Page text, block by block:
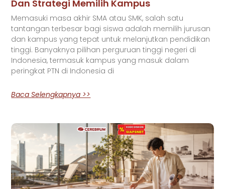
Dan Strategi Memilih Kampus
Memasuki masa akhir SMA atau SMK, salah satu
tantangan terbesar bagi siswa adalah memilih jurusan
dan kampus yang tepat untuk melanjutkan pendidikan
tinggi. Banyaknya pilihan perguruan tinggi negeri di
Indonesia, termasuk kampus yang masuk dalam
peringkat PTN di Indonesia di
Baca Selengkapnya >>